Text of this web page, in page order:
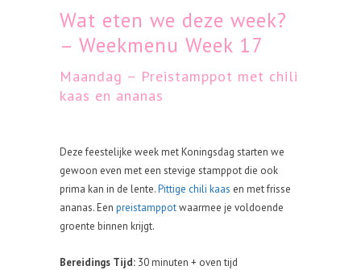
Wat eten we deze week?
– Weekmenu Week 17
Maandag – Preistamppot met chili
kaas en ananas
Deze feestelijke week met Koningsdag starten we
gewoon even met een stevige stamppot die ook
prima kan in de lente.Pittige chili kaas en met frisse
ananas. Een preistamppotwaarmee je voldoende
groente binnen krijgt.
Bereidings Tijd: 30 minuten + oven tijd